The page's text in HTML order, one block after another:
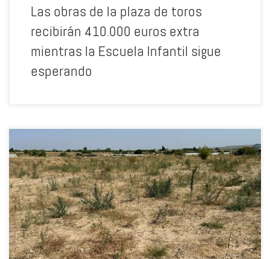
Las obras de la plaza de toros
recibirán 410.000 euros extra
mientras la Escuela Infantil sigue
esperando
Calahorra, 14 de julio de 2026. El Partido Popular ha tirado por tierra
cientos de miles de euros del Plan Revive Cidacos, un proyecto de
recuperación de las riberas del río Cidacos que supuso una
inversión de 336.557,23 euros gracias los fondos europeos Next
Generation obtenidos por el gobierno del PSOE en la pasada
legislatura, en el marco del Plan de Recuperación, Transformación y
Resiliencia (PRTR). Ya el pasado año advertimos de que la situación
de este proyecto era crítica, que el Consistorio no había planificado
riegos de mantenimiento en verano que son fundamentales para
hacer prosperar los nuevos bosques de ribera y que la mayor parte